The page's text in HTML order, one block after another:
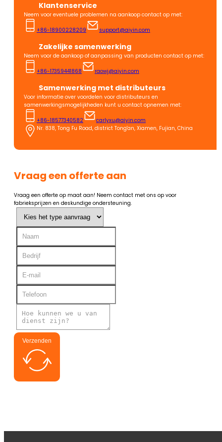
Klantenservice
Neem voor eventuele problemen na aankoop contact op met:
+86-18900228209 support@aiyin.com
Zakelijke samenwerking
Neem voor de aankoop of aanpassing van producten contact op met:
+86-17359441868 raowj@aiyin.com
Samenwerking met distributeurs
Voor informatie over voordelen voor distributeurs en
samenwerkingsmogelijkheden kunt u contact opnemen met:
+86-18577340582
carlyxu@aiyin.com
Nr. 838, Tong Fu Road, district Tong'an, Xiamen, Fujian, China
Vraag een offerte aan
Vraag een offerte op maat aan! Neem contact met ons op voor
fabrieksprijzen en deskundige ondersteuning.
Verzenden